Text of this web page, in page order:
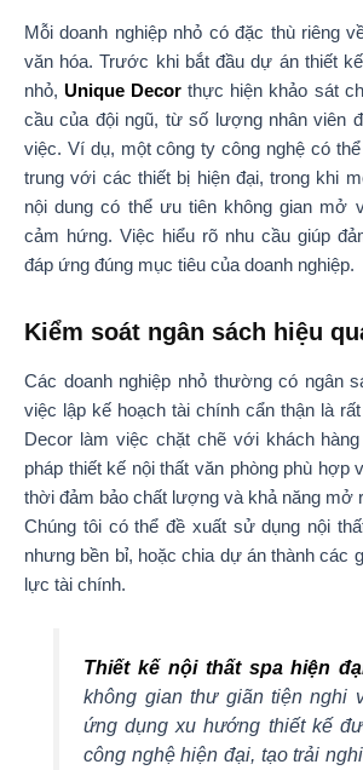
Mỗi doanh nghiệp nhỏ có đặc thù riêng
văn hóa. Trước khi bắt đầu dự án thiết
nhỏ,Unique Decor thực hiện khảo sát
cầu của đội ngũ, từ số lượng nhân viên
việc. Ví dụ, một công ty công nghệ có
trung với các thiết bị hiện đại, trong khi
nội dung có thể ưu tiên không gian mở
cảm hứng. Việc hiểu rõ nhu cầu giúp
đáp ứng đúng mục tiêu của doanh nghiệp.
Kiểm soát ngân sách hiệu
Các doanh nghiệp nhỏ thường có ngân
việc lập kế hoạch tài chính cẩn thận là
Decor làm việc chặt chẽ với khách
pháp thiết kế nội thất văn phòng phù hợp
thời đảm bảo chất lượng và khả năng mở
Chúng tôi có thể đề xuất sử dụng nội
nhưng bền bỉ, hoặc chia dự án thành các
lực tài chính.
Thiết kế nội thất spa hiện
không gian thư giãn tiện nghi
ứng dụng xu hướng thiết kế
công nghệ hiện đại, tạo trải